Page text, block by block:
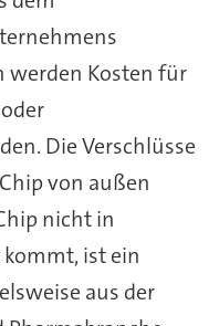
werden Kosten für
Die Verschlüsse
von außen
nicht in
ist ein
aus der